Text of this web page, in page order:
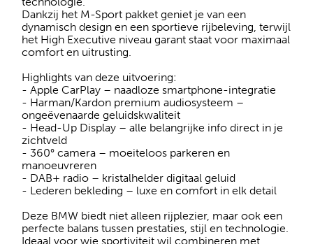
Dankzij het M-Sport pakket geniet je van een
dynamisch design en een sportieve rijbeleving, terwijl
het High Executive niveau garant staat voor maximaal
comfort en uitrusting.
Highlights van deze uitvoering:
- Apple CarPlay – naadloze smartphone-integratie
- Harman/Kardon premium audiosysteem –
ongeëvenaarde geluidskwaliteit
- Head-Up Display – alle belangrijke info direct in je
zichtveld
- 360° camera – moeiteloos parkeren en
manoeuvreren
- DAB+ radio – kristalhelder digitaal geluid
- Lederen bekleding – luxe en comfort in elk detail
Deze BMW biedt niet alleen rijplezier, maar ook een
perfecte balans tussen prestaties, stijl en technologie.
Ideaal voor wie sportiviteit wil combineren met